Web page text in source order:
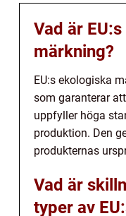
Vad är
märkning?
EU:s ekologiska
som garanterar
uppfyller höga
produktion. Den
produkternas
Vad är
typer av